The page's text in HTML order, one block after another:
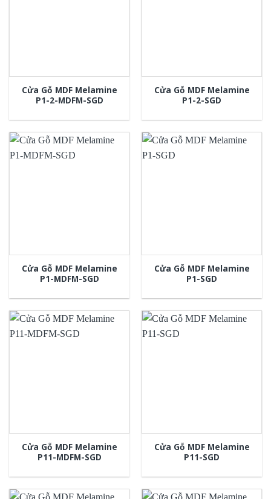
Cửa Gỗ MDF Melamine
P1-2-MDFM-SGD
Cửa Gỗ MDF Melamine
P1-2-SGD
Cửa Gỗ MDF Melamine
P1-MDFM-SGD
Cửa Gỗ MDF Melamine
P1-SGD
Cửa Gỗ MDF Melamine
P11-MDFM-SGD
Cửa Gỗ MDF Melamine
P11-SGD